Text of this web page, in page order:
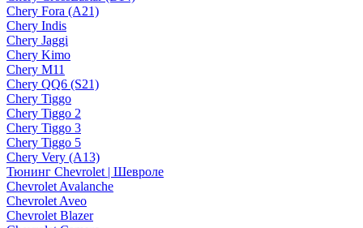
Chery Fora (A21)
Chery Indis
Chery Jaggi
Chery Kimo
Chery M11
Chery QQ6 (S21)
Chery Tiggo
Chery Tiggo 2
Chery Tiggo 3
Chery Tiggo 5
Chery Very (A13)
Тюнинг Chevrolet | Шевроле
Chevrolet Avalanche
Chevrolet Aveo
Chevrolet Blazer